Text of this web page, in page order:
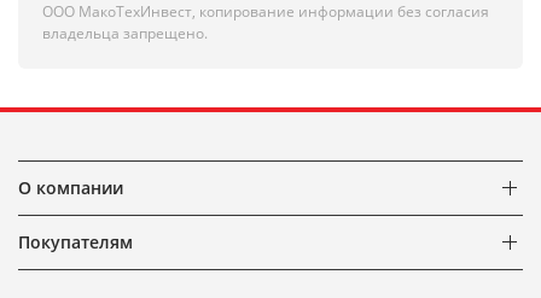
ООО МакоТехИнвест, копирование информации без согласия
владельца запрещено.
О компании
Покупателям